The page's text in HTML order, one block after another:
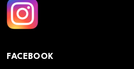
FACEBOOK